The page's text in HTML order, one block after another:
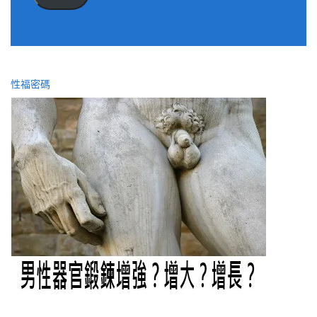
性福密碼